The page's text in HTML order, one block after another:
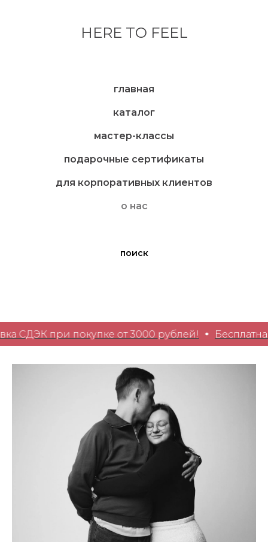
HERE TO FEEL
главная
каталог
мастер-классы
подарочные сертификаты
для корпоративных клиентов
о нас
поиск
СДЭК при покупке от 3000 рублей! Бесплатная